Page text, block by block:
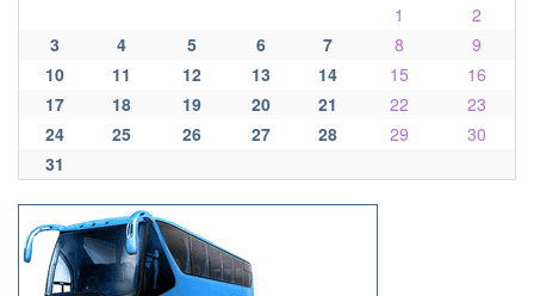
1
2
3
4 5 6 7 8
9
10
11 12 13 14 15
16
17
18 19 20 21 22
23
24
25 26 27 28 29
30
31